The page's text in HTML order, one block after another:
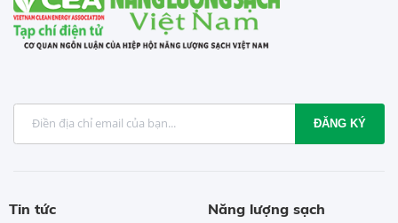
ĐĂNG KÝ
Tin tức Năng lượng sạch